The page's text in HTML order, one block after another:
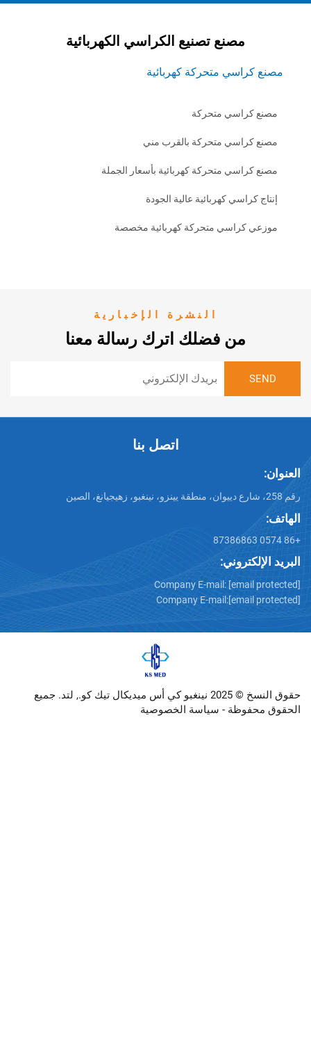
مصنع تصنيع الكراسي الكهربائية
متحركة كهربائية
متحركة
متحركة بالقرب مني
متحركة كهربائية بأسعار الجملة
كهربائية عالية الجودة
متحركة كهربائية مخصصة
النشرة الإخبارية
من فضلك اترك رسالة معنا
Company E-mail:
Company E-mail:
حقوق النسخ © 2025 نينغبو كي أس ميديكال تيك كو., لتد. جميع
-سياسة الخصوصية